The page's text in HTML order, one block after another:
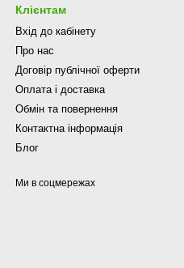
Клієнтам
Вхід до кабінету
Про нас
Договір публічної оферти
Оплата і доставка
Обмін та повернення
Контактна інформація
Блог
Ми в соцмережах